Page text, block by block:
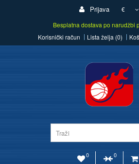
Prijava
€
Besplatna dostava po narudžbi
Korisnički račun
Lista želja (0)
0 0